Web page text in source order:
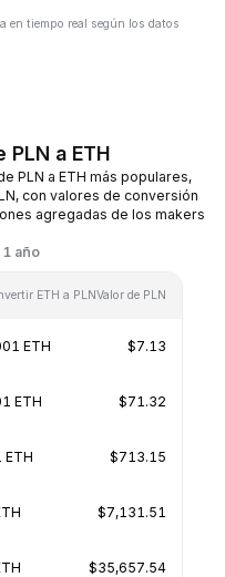
en tiempo real según los datos
a ETH
PLN a ETH más populares,
con valores de conversión
agregadas de los makers
1 año
ETH a PLNValor de PLN
ETH $7.13
ETH $71.32
ETH $713.15
$7,131.51
$35,657.54